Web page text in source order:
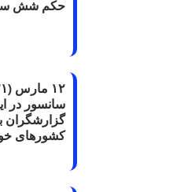
حکم شش
سانسور در
کشورهای